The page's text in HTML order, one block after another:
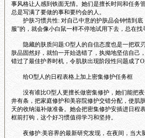
事风格让人感到铁面无情。她们是擅长时间和任务
总是写满了要做的事和要约会的人。
护肤习惯共性: 对自己中意的护肤品会钟情到底
服”的，就会像小白鼠一样不停地试用下去，总在找
隐藏的肤质问题:O型人的自信态度也是一把双
肤品固然好，就怕一开始选错了，执拗地坚信自己
错过了最佳护养时机，令肌肤出现阶段性问题成了O
给O型人的日程表格上加上密集修护任务框
没有谁比O型人更擅长做密集修护，她们能把夜
井有条，把家庭修护和美容院修护交错分配，使肌
天的收纳滋补做准备。她会把密集修护安插进日程
框前打钩，这个好习惯值得学习和坚持。
夜修护:美容界的最新研究发现，在夜间，当大